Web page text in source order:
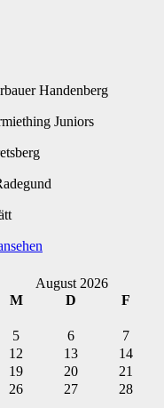
Handenberg
Juniors
August 2026
M D F
5 6 7
12 13 14
19 20 21
26 27 28